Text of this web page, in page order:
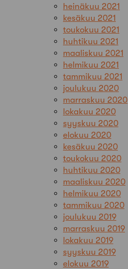
heinäkuu 2021
kesäkuu 2021
toukokuu 2021
huhtikuu 2021
maaliskuu 2021
helmikuu 2021
tammikuu 2021
joulukuu 2020
marraskuu 2020
lokakuu 2020
syyskuu 2020
elokuu 2020
kesäkuu 2020
toukokuu 2020
huhtikuu 2020
maaliskuu 2020
helmikuu 2020
tammikuu 2020
joulukuu 2019
marraskuu 2019
lokakuu 2019
syyskuu 2019
elokuu 2019